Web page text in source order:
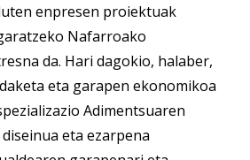
enpresen proiektuak
Nafarroako
da. Hari dagokio, halaber,
eta garapen ekonomikoa
Adimentsuaren
eta ezarpena